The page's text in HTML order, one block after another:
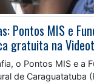
Pontos MIS e
gratuita na
o Pontos MIS e a
de Caraguatatuba